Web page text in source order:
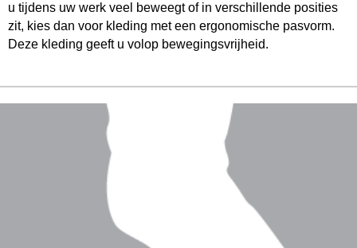
u tijdens uw werk veel beweegt of in verschillende posities
zit, kies dan voor kleding met een ergonomische pasvorm.
Deze kleding geeft u volop bewegingsvrijheid.